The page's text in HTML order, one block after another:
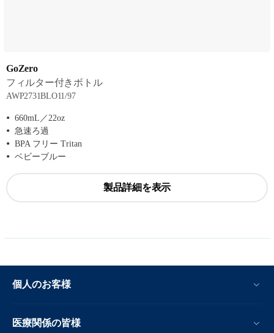
GoZero
フィルター付きボトル
AWP2731BLO11/97
660mL／22oz
急速ろ過
BPA フリー Tritan
ベビーブルー
製品詳細を表示
個人のお客様
医療関係の皆様